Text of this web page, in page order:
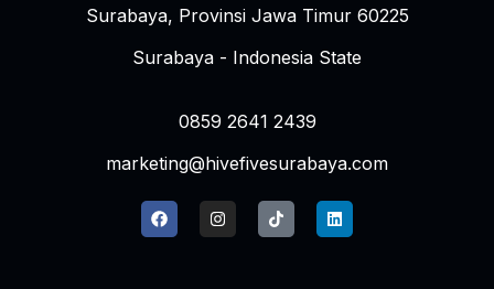
Surabaya, Provinsi Jawa Timur 60225
Surabaya - Indonesia State
0859 2641 2439
marketing@hivefivesurabaya.com